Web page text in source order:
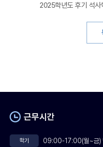
2025학년도 후기 석사
근무시간
학기 09:00-17:00(월~금)